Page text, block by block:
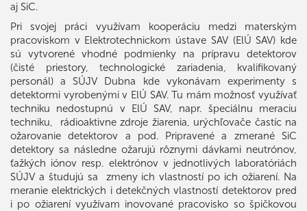
aj SiC.
Pri svojej práci využívam kooperáciu medzi materským
pracoviskom v Elektrotechnickom ústave SAV (ElÚ SAV) kde
sú vytvorené vhodné podmienky na prípravu detektorov
(čisté priestory, technologické zariadenia, kvalifikovaný
personál) a SÚJV Dubna kde vykonávam experimenty s
detektormi vyrobenými v ElÚ SAV. Tu mám možnosť využívať
techniku nedostupnú v ElÚ SAV, napr. špeciálnu meraciu
techniku, rádioaktivne zdroje žiarenia, urýchľovače častíc na
ožarovanie detektorov a pod. Pripravené a zmerané SiC
detektory sa následne ožarujú rôznymi dávkami neutrónov,
ťažkých iónov resp. elektrónov v jednotlivých laboratóriách
SÚJV a študujú sa zmeny ich vlastností po ich ožiarení. Na
meranie elektrických i detekčných vlastností detektorov pred
i po ožiarení využívam inovované pracovisko so špičkovou